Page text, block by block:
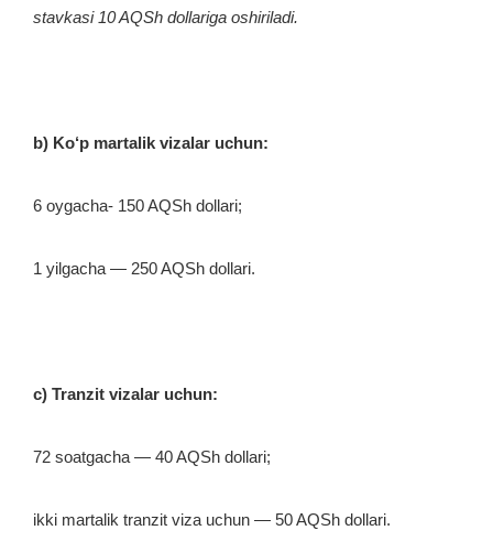
stavkasi 10 AQSh dollariga oshiriladi.
b) Ko‘p martalik vizalar uchun:
6 oygacha- 150 AQSh dollari;
1 yilgacha — 250 AQSh dollari.
c) Tranzit vizalar uchun:
72 soatgacha — 40 AQSh dollari;
ikki martalik tranzit viza uchun — 50 AQSh dollari.